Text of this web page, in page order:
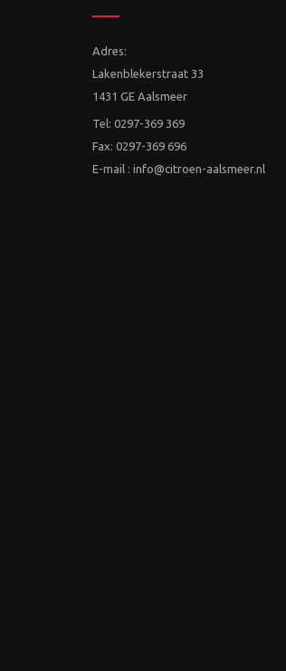
Adres:
Lakenblekerstraat 33
1431 GE Aalsmeer
Tel: 0297-369 369
Fax: 0297-369 696
E-mail : info@citroen-aalsmeer.nl